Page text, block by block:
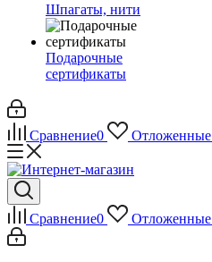
Шпагаты, нити
Подарочные
сертификаты
Сравнение0 Отложенные
Сравнение0 Отложенные